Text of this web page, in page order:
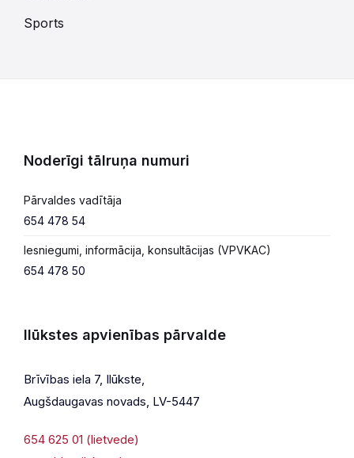
Sports
Noderīgi tālruņa numuri
Pārvaldes vadītāja
654 478 54
Iesniegumi, informācija, konsultācijas (VPVKAC)
654 478 50
Ilūkstes apvienības pārvalde
Brīvības iela 7, Ilūkste,
Augšdaugavas novads, LV-5447
654 625 01 (lietvede)